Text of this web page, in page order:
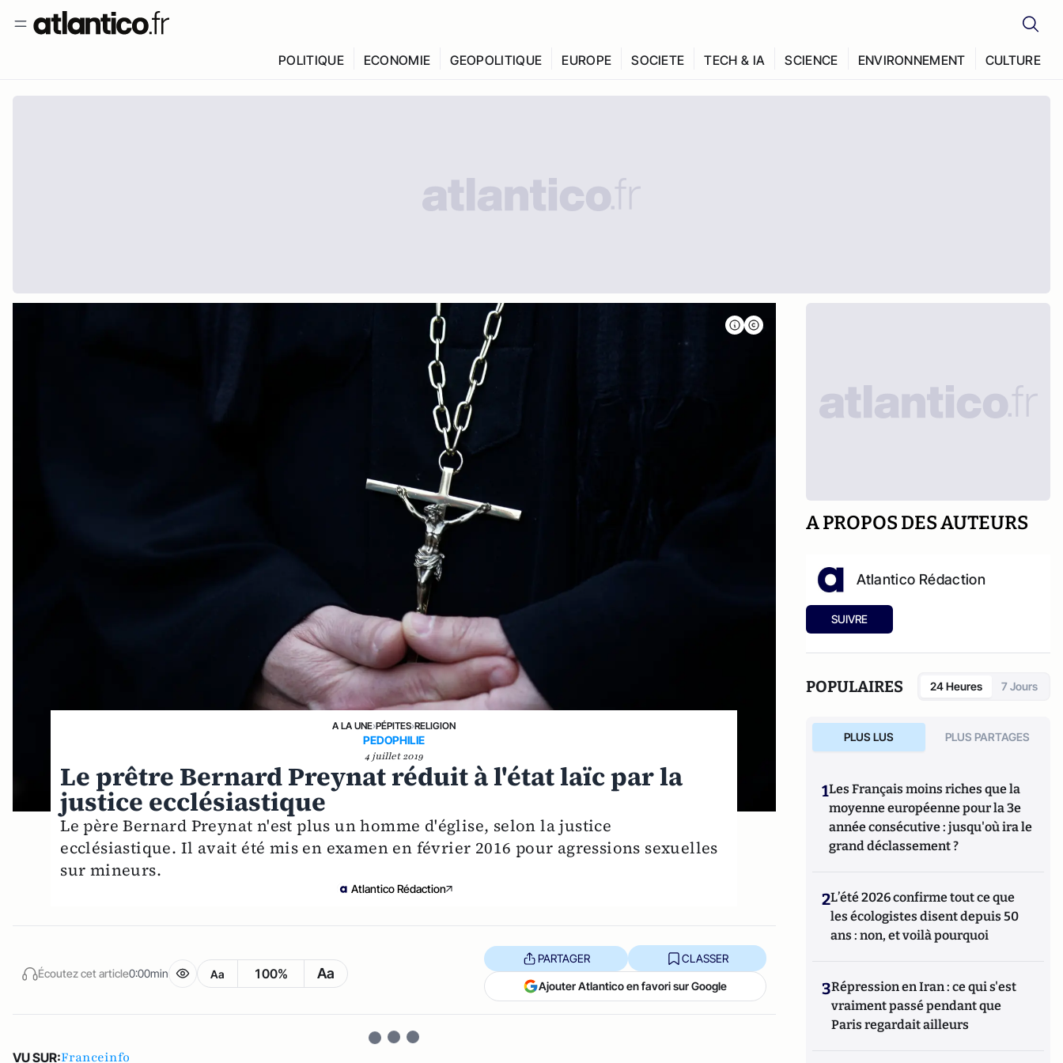
POLITIQUE ECONOMIE GEOPOLITIQUE EUROPE SOCIETE TECH & IA SCIENCE ENVIRONNEMENT CULTURE
A LA UNE›PÉPITES›RELIGION
PEDOPHILIE
4 juillet 2019
Le prêtre Bernard Preynat réduit à l'état laïc par la
justice ecclésiastique
Le père Bernard Preynat n'est plus un homme d'église, selon la justice
ecclésiastique. Il avait été mis en examen en février 2016 pour agressions sexuelles
sur mineurs.
Atlantico Rédaction
Écoutez cet article0:00min Aa 100% Aa
PARTAGER CLASSER
Ajouter Atlantico en favori sur Google
VU SUR:Franceinfo
A PROPOS DES AUTEURS
Atlantico Rédaction
SUIVRE
POPULAIRES 24 Heures 7 Jours
PLUS LUS PLUS PARTAGES
1Les Français moins riches que la
moyenne européenne pour la 3e
année consécutive : jusqu'où ira le
grand déclassement ?
2L’été 2026 confirme tout ce que
les écologistes disent depuis 50
ans : non, et voilà pourquoi
3Répression en Iran : ce qui s'est
vraiment passé pendant que
Paris regardait ailleurs